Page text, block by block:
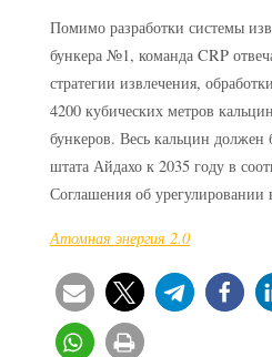
Помимо разработки системы
бункера №1, команда CRP
стратегии извлечения,
4200 кубических метров
бункеров. Весь кальцин должен
штата Айдахо к 2035 году в
Соглашения об урегулировании
Атомная энергия 2.0